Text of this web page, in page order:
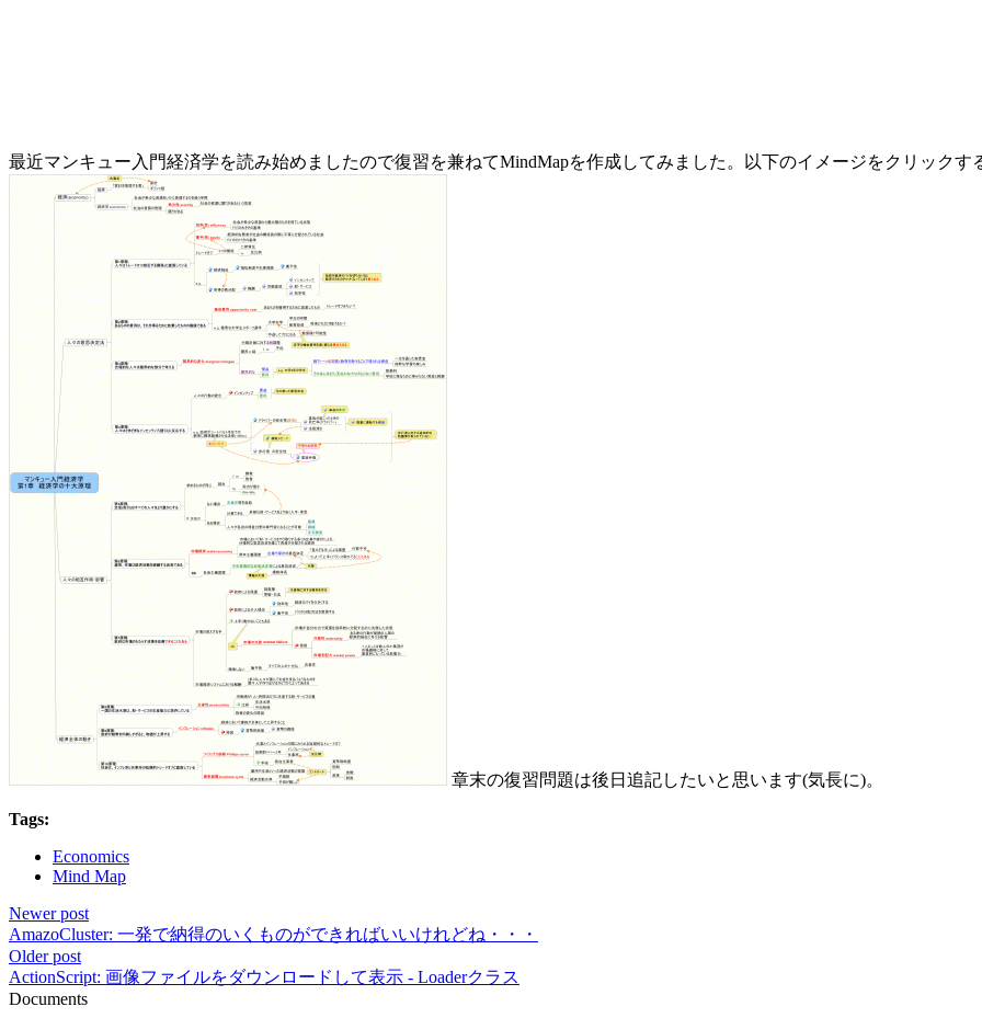
最近マンキュー入門経済学を読み始めましたので復習を兼ねてMindMapを作成してみました。以下のイメージをクリックす
章末の復習問題は後日追記したいと思います(気長に)。
Tags:
Economics
Mind Map
Newer post
AmazoCluster: 一発で納得のいくものができればいいけれどね・・・
Older post
ActionScript: 画像ファイルをダウンロードして表示 - Loaderクラス
Documents